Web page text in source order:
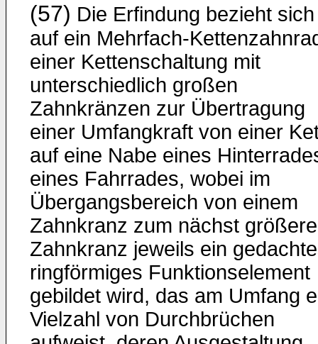
(57) Die Erfindung bezieht sich
auf ein Mehrfach-
einer Kettenschaltung mit
unterschiedlich großen
Zahnkränzen zur Übertragung
einer Umfangkraft von einer
auf eine Nabe eines
eines Fahrrades, wobei im
Übergangsbereich von einem
Zahnkranz zum nächst
Zahnkranz jeweils ein
ringförmiges Funktionselement
gebildet wird, das am Umfang
Vielzahl von Durchbrüchen